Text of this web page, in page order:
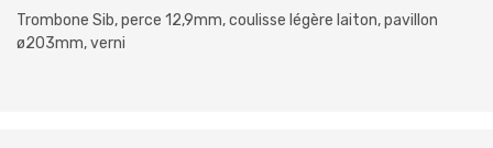
Trombone Sib, perce 12,9mm, coulisse légère laiton, pavillon
ø203mm, verni